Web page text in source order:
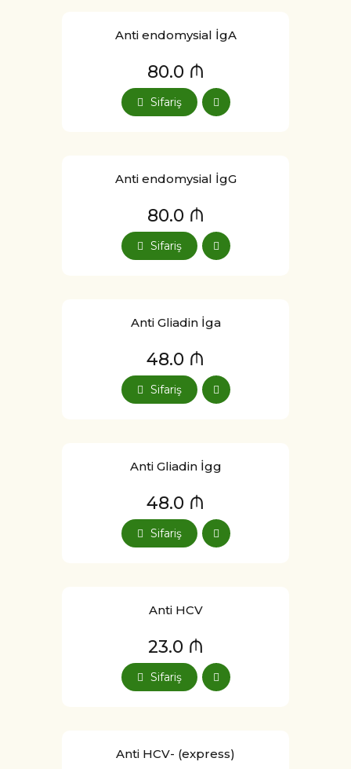
Anti endomysial İgA
80.0 ₼
Sifariş
Anti endomysial İgG
80.0 ₼
Sifariş
Anti Gliadin İga
48.0 ₼
Sifariş
Anti Gliadin İgg
48.0 ₼
Sifariş
Anti HCV
23.0 ₼
Sifariş
Anti HCV- (express)